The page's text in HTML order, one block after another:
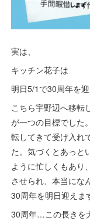
実は、
キッチン花子は
明日5/1で30周年を迎
こちら宇野辺へ移転
が一つの目標でした
転してきて受け入れ
た。気づくとあっと
ように忙しくもあり
させられ、本当にな
30周年を明日迎えま
30周年…この長きを